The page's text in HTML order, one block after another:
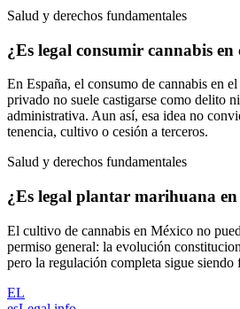
Salud y derechos fundamentales
¿Es legal consumir cannabis en
En España, el consumo de cannabis en
privado no suele castigarse como delito
administrativa. Aun así, esa idea no
tenencia, cultivo o cesión a terceros.
Salud y derechos fundamentales
¿Es legal plantar marihuana
El cultivo de cannabis en México no
permiso general: la evolución
pero la regulación completa sigue siendo
EL